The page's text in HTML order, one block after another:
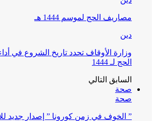
مصاريف الحج لموسم 1444 هـ
دين
وزارة الأوقاف تحدد تاريخ الشروع في
الحج لـ 1444
السابق التالي
صحة
صحة
” الخوف في زمن كورونا ” إصدار جديد